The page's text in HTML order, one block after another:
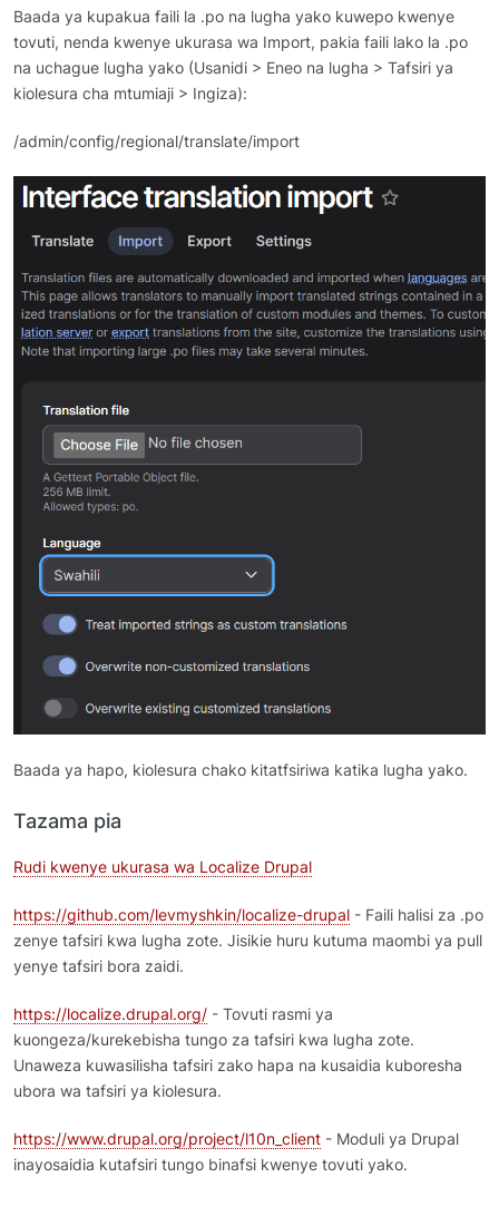
Baada ya kupakua faili la .po na lugha yako kuwepo kwenye
tovuti, nenda kwenye ukurasa wa Import, pakia faili lako la .po
na uchague lugha yako (Usanidi > Eneo na lugha > Tafsiri ya
kiolesura cha mtumiaji > Ingiza):
/admin/config/regional/translate/import
Baada ya hapo, kiolesura chako kitatfsiriwa katika lugha yako.
Tazama pia
Rudi kwenye ukurasa wa Localize Drupal
https://github.com/levmyshkin/localize-drupal - Faili halisi za .po
zenye tafsiri kwa lugha zote. Jisikie huru kutuma maombi ya pull
yenye tafsiri bora zaidi.
https://localize.drupal.org/ - Tovuti rasmi ya
kuongeza/kurekebisha tungo za tafsiri kwa lugha zote.
Unaweza kuwasilisha tafsiri zako hapa na kusaidia kuboresha
ubora wa tafsiri ya kiolesura.
https://www.drupal.org/project/l10n_client - Moduli ya Drupal
inayosaidia kutafsiri tungo binafsi kwenye tovuti yako.